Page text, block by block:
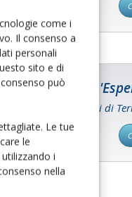
come i
Il consenso a
personali
sito e di
può
Le tue
le
i
nella
I consigli di